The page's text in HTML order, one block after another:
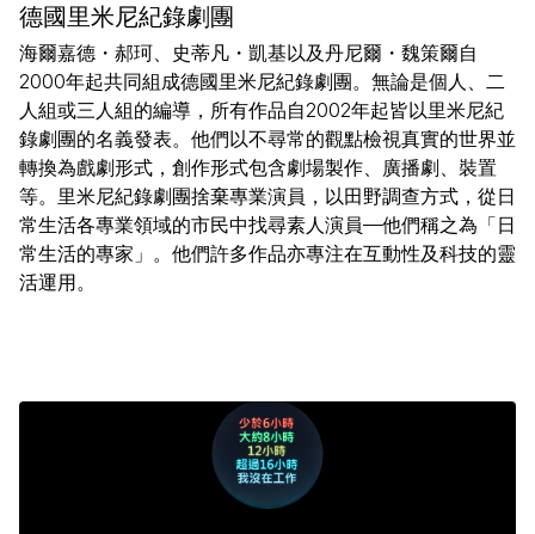
德國里米尼紀錄劇團
海爾嘉德・郝珂、史蒂凡・凱基以及丹尼爾・魏策爾自
2000年起共同組成德國里米尼紀錄劇團。無論是個人、二
人組或三人組的編導，所有作品自2002年起皆以里米尼紀
錄劇團的名義發表。他們以不尋常的觀點檢視真實的世界並
轉換為戲劇形式，創作形式包含劇場製作、廣播劇、裝置
等。里米尼紀錄劇團捨棄專業演員，以田野調查方式，從日
常生活各專業領域的市民中找尋素人演員—他們稱之為「日
常生活的專家」。他們許多作品亦專注在互動性及科技的靈
活運用。